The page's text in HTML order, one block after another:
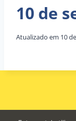
10 de
Atualizado em 10